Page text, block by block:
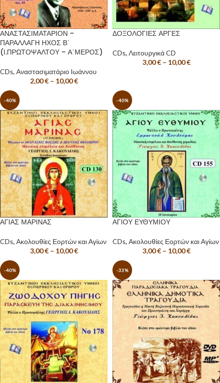
ΑΝΑΣΤΑΣΙΜΑΤΑΡΙΟΝ –
ΠΑΡΑΛΛΑΓΗ ΗΧΟΣ Β΄
(Ι.ΠΡΩΤΟΨΑΛΤΟΥ – Α΄ΜΕΡΟΣ)
CDs, Αναστασιματάριο Ιωάννου
2,00€ – 10,00€
ΔΟΞΟΛΟΓΙΕΣ ΑΡΓΕΣ
CDs, Λειτουργικά CD
3,00€ – 10,00€
-40%
ΑΓΙΑΣ ΜΑΡΙΝΑΣ
CDs, Ακολουθίες Εορτών και Αγίων
3,00€ – 10,00€
-40%
ΑΓΙΟΥ ΕΥΘΥΜΙΟΥ
CDs, Ακολουθίες Εορτών και Αγίων
3,00€ – 10,00€
-40% -33%